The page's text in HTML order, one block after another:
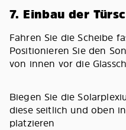
7. Einbau der
Fahren Sie die Scheibe
Positionieren Sie den
von innen vor die
Biegen Sie die
diese seitlich und oben
platzieren